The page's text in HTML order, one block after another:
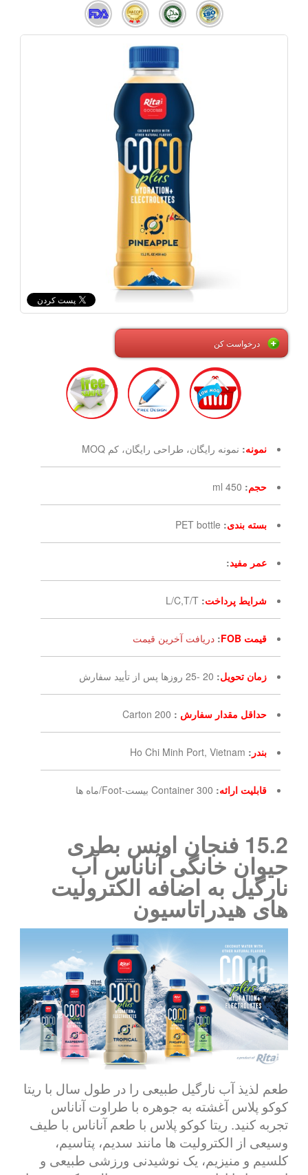
درخواست کن
نمونه: نمونه رایگان، طراحی رایگان، کم MOQ
حجم:
450 ml
بسته بندی:
PET bottle
عمر مفید:
شرایط پرداخت:
L/C,T/T
قیمت FOB : دریافت آخرین قیمت
زمان تحویل: 20 -25 روزها پس از تأیید سفارش
حداقل مقدار سفارش :
200 Carton
بندر :
Ho Chi Minh Port, Vietnam
قابلیت ارائه: 300 Container بیست-Foot/ماه ها
15.2 فنجان اونس بطری
حیوان خانگی آناناس آب
نارگیل به اضافه الکترولیت
های هیدراتاسیون
طعم لذیذ آب نارگیل طبیعی را در طول سال با ریتا
کوکو پلاس آغشته به جوهره با طراوت آناناس
تجربه کنید. ریتا کوکو پلاس با طعم آناناس با طیف
وسیعی از الکترولیت ها مانند سدیم، پتاسیم،
کلسیم و منیزیم، یک نوشیدنی ورزشی طبیعی و